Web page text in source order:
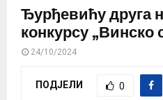
Ђурђевићу друга
конкурсу
24/10/2024
ПОДЈЕЛИ 0